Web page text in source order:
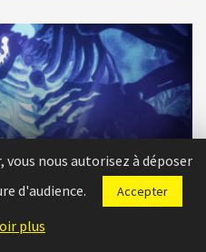
2026 -Albi
nous autorisez à déposer
d'audience.
Accepter
plus